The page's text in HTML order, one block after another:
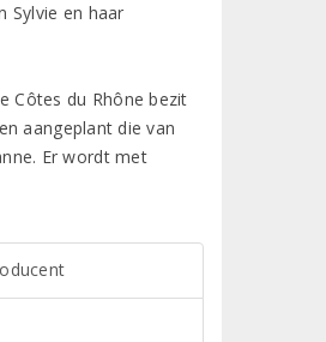
Sylvie en haar
Côtes du Rhône bezit
aangeplant die van
Er wordt met